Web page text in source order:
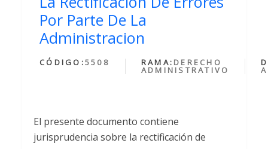
Por Parte De La
Administracion
CÓDIGO:5508 RAMA: DERECHO
ADMINISTRATIVO
El presente documento contiene
jurisprudencia sobre la rectificación de